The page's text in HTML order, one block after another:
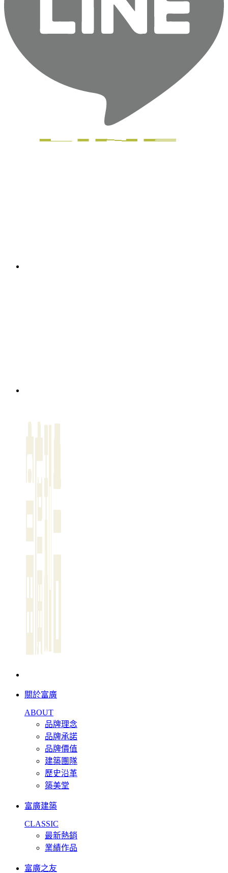
關於富廣
ABOUT
品牌理念
品牌承諾
品牌價值
建築團隊
歷史沿革
築美堂
富廣建築
CLASSIC
最新熱銷
業績作品
富廣之友